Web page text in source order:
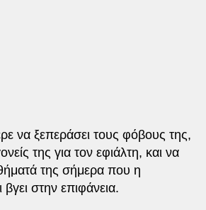
να ξεπεράσει τους φόβους της,
της για τον εφιάλτη, και να
της σήμερα που η
βγει στην επιφάνεια.